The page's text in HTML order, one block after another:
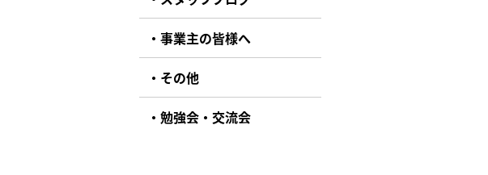
事業主の皆様へ
その他
勉強会・交流会